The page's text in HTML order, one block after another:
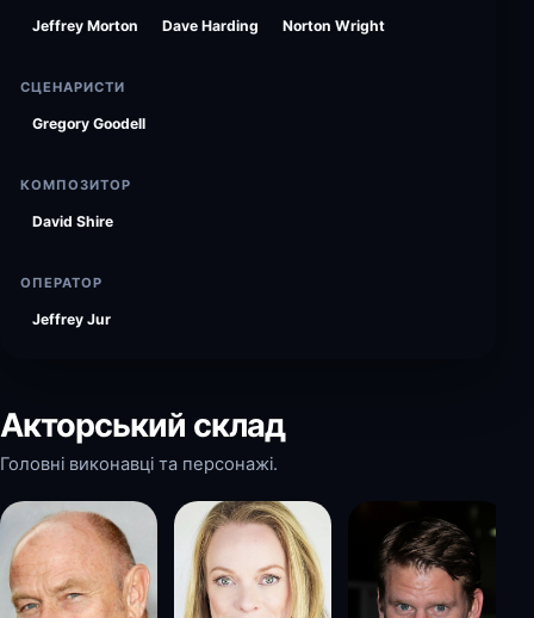
Jeffrey Morton Dave Harding Norton Wright
СЦЕНАРИСТИ
Gregory Goodell
КОМПОЗИТОР
David Shire
ОПЕРАТОР
Jeffrey Jur
Акторський склад
Головні виконавці та персонажі.